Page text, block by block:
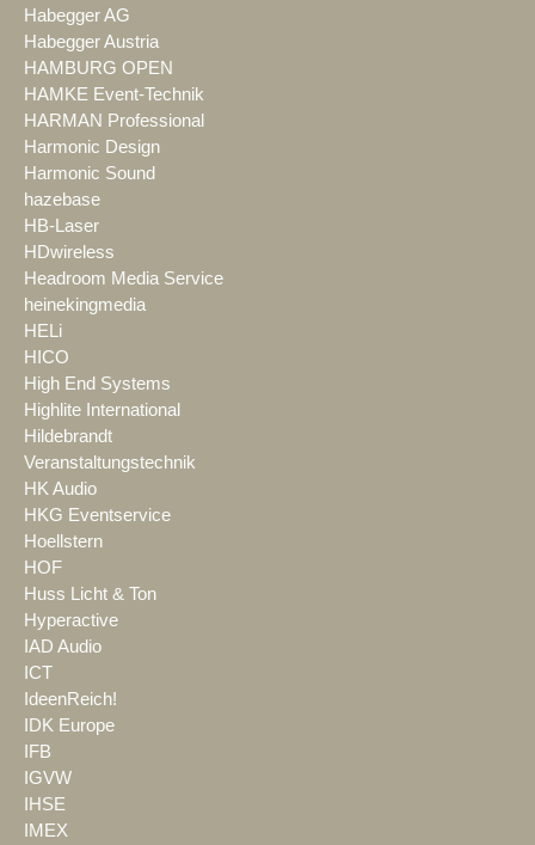
Habegger AG
Habegger Austria
HAMBURG OPEN
HAMKE Event-Technik
HARMAN Professional
Harmonic Design
Harmonic Sound
hazebase
HB-Laser
HDwireless
Headroom Media Service
heinekingmedia
HELi
HICO
High End Systems
Highlite International
Hildebrandt
Veranstaltungstechnik
HK Audio
HKG Eventservice
Hoellstern
HOF
Huss Licht & Ton
Hyperactive
IAD Audio
ICT
IdeenReich!
IDK Europe
IFB
IGVW
IHSE
IMEX